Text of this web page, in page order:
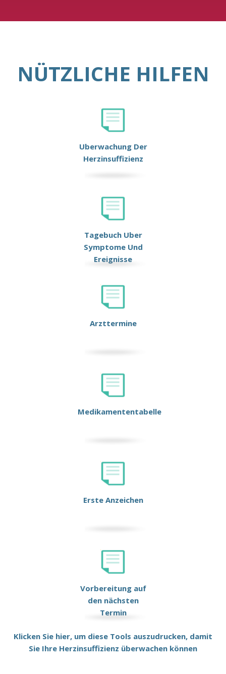
NÜTZLICHE HILFEN
Uberwachung Der
Herzinsuffizienz
Tagebuch Uber
Symptome Und
Ereignisse
Arzttermine
Medikamententabelle
Erste Anzeichen
Vorbereitung auf
den nächsten
Termin
Klicken Sie hier, um diese Tools auszudrucken, damit
Sie Ihre Herzinsuffizienz überwachen können